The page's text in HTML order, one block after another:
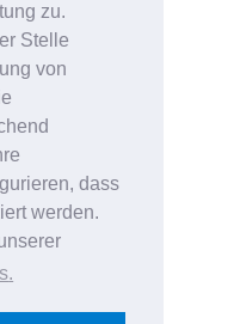
zu.
Stelle
von
dass
werden.
.